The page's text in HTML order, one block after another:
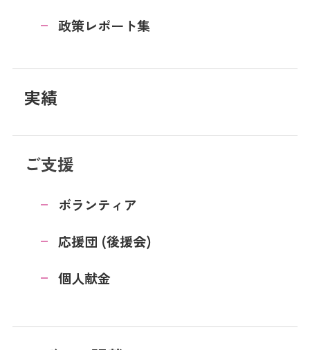
政策レポート集
実績
ご支援
ボランティア
応援団 (後援会)
個人献金